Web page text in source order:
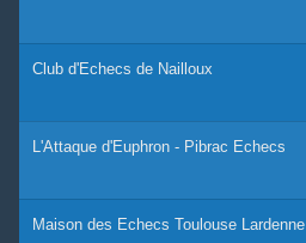
Club d'Echecs de Nailloux
L'Attaque d'Euphron - Pibrac Echecs
Maison des Echecs Toulouse Lardenne